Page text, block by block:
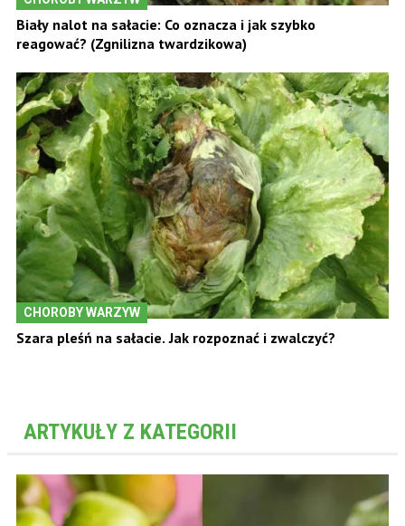
Biały nalot na sałacie: Co oznacza i jak szybko
reagować? (Zgnilizna twardzikowa)
CHOROBY WARZYW
Szara pleśń na sałacie. Jak rozpoznać i zwalczyć?
ARTYKUŁY Z KATEGORII